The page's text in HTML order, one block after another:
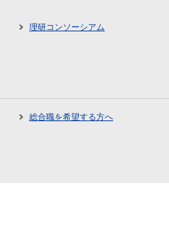
理研コンソーシアム
総合職を希望する方へ